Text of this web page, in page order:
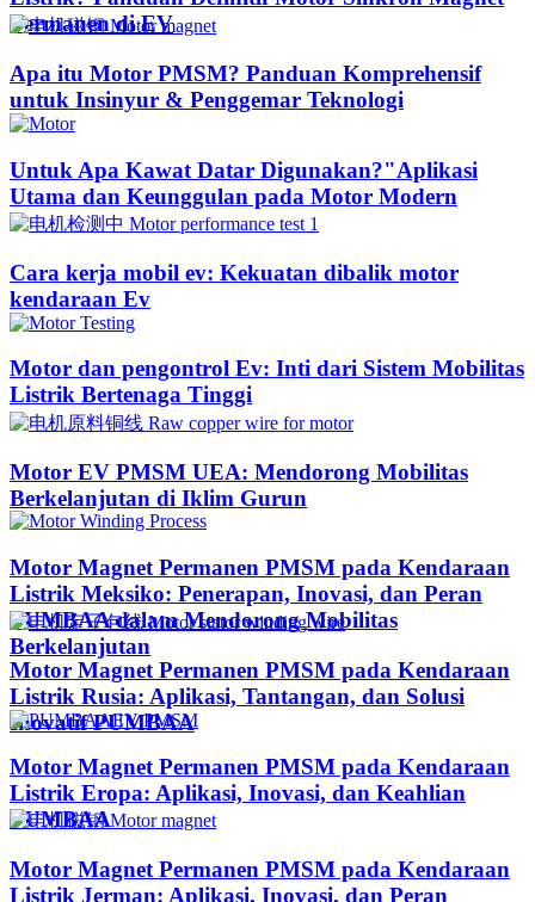
Permanen di EV
Apa itu Motor PMSM? Panduan Komprehensif
untuk Insinyur & Penggemar Teknologi
Untuk Apa Kawat Datar Digunakan?"Aplikasi
Utama dan Keunggulan pada Motor Modern
Cara kerja mobil ev: Kekuatan dibalik motor
kendaraan Ev
Motor dan pengontrol Ev: Inti dari Sistem Mobilitas
Listrik Bertenaga Tinggi
Motor EV PMSM UEA: Mendorong Mobilitas
Berkelanjutan di Iklim Gurun​
Motor Magnet Permanen PMSM pada Kendaraan
Listrik Meksiko: Penerapan, Inovasi, dan Peran
PUMBAA dalam Mendorong Mobilitas
Berkelanjutan
Motor Magnet Permanen PMSM pada Kendaraan
Listrik Rusia: Aplikasi, Tantangan, dan Solusi
Inovatif PUMBAA
Motor Magnet Permanen PMSM pada Kendaraan
Listrik Eropa: Aplikasi, Inovasi, dan Keahlian
PUMBAA
Motor Magnet Permanen PMSM pada Kendaraan
Listrik Jerman: Aplikasi, Inovasi, dan Peran